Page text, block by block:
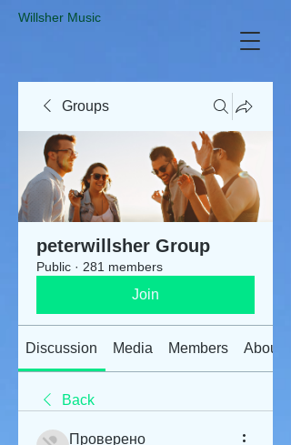
​Willsher Music
Groups
peterwillsher Group
Public · 281 members
Join
Discussion Media Members About
Back
Проверено